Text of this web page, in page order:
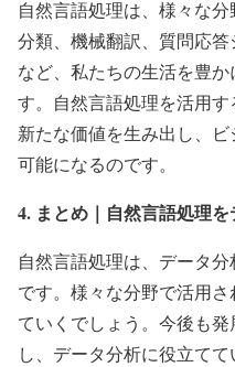
自然言語処理は、様々な
分類、機械翻訳、質問応
など、私たちの生活を豊
す。自然言語処理を活用
新たな価値を生み出し、
可能になるのです。
4. まとめ｜自然言語処理
自然言語処理は、データ
です。様々な分野で活用
ていくでしょう。今後も
し、データ分析に役立てて